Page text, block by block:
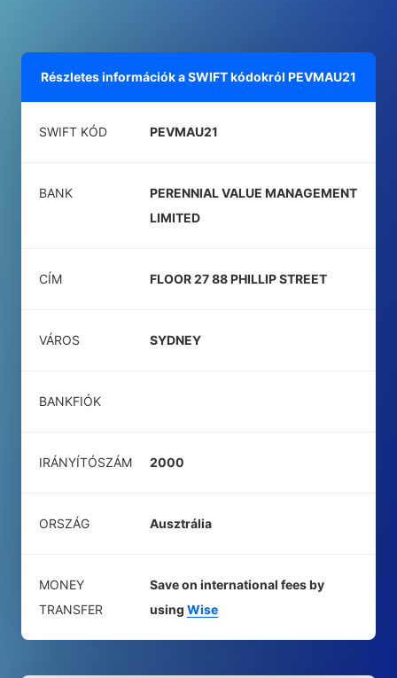
Részletes információk a SWIFT kódokról PEVMAU21
SWIFT KÓD PEVMAU21
BANK
PERENNIAL VALUE MANAGEMENT
LIMITED
CÍM FLOOR 27 88 PHILLIP STREET
VÁROS SYDNEY
BANKFIÓK
IRÁNYÍTÓSZÁM 2000
ORSZÁG Ausztrália
MONEY
TRANSFER
Save on international fees by
using Wise